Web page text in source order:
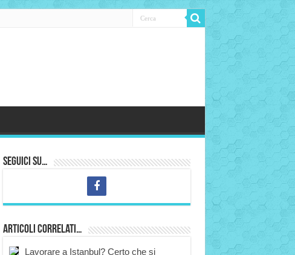
Seguici su…
Articoli correlati…
Lavorare a Istanbul? Certo che si